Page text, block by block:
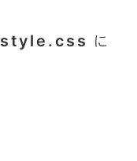
style.css に